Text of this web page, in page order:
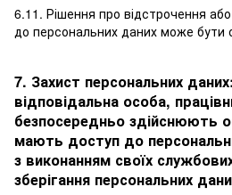
6.11. Рішення про відстрочення або
до персональних даних може бути
7. Захист персональних
відповідальна особа,
безпосередньо здійснюють
мають доступ до
з виконанням своїх
зберігання персональних